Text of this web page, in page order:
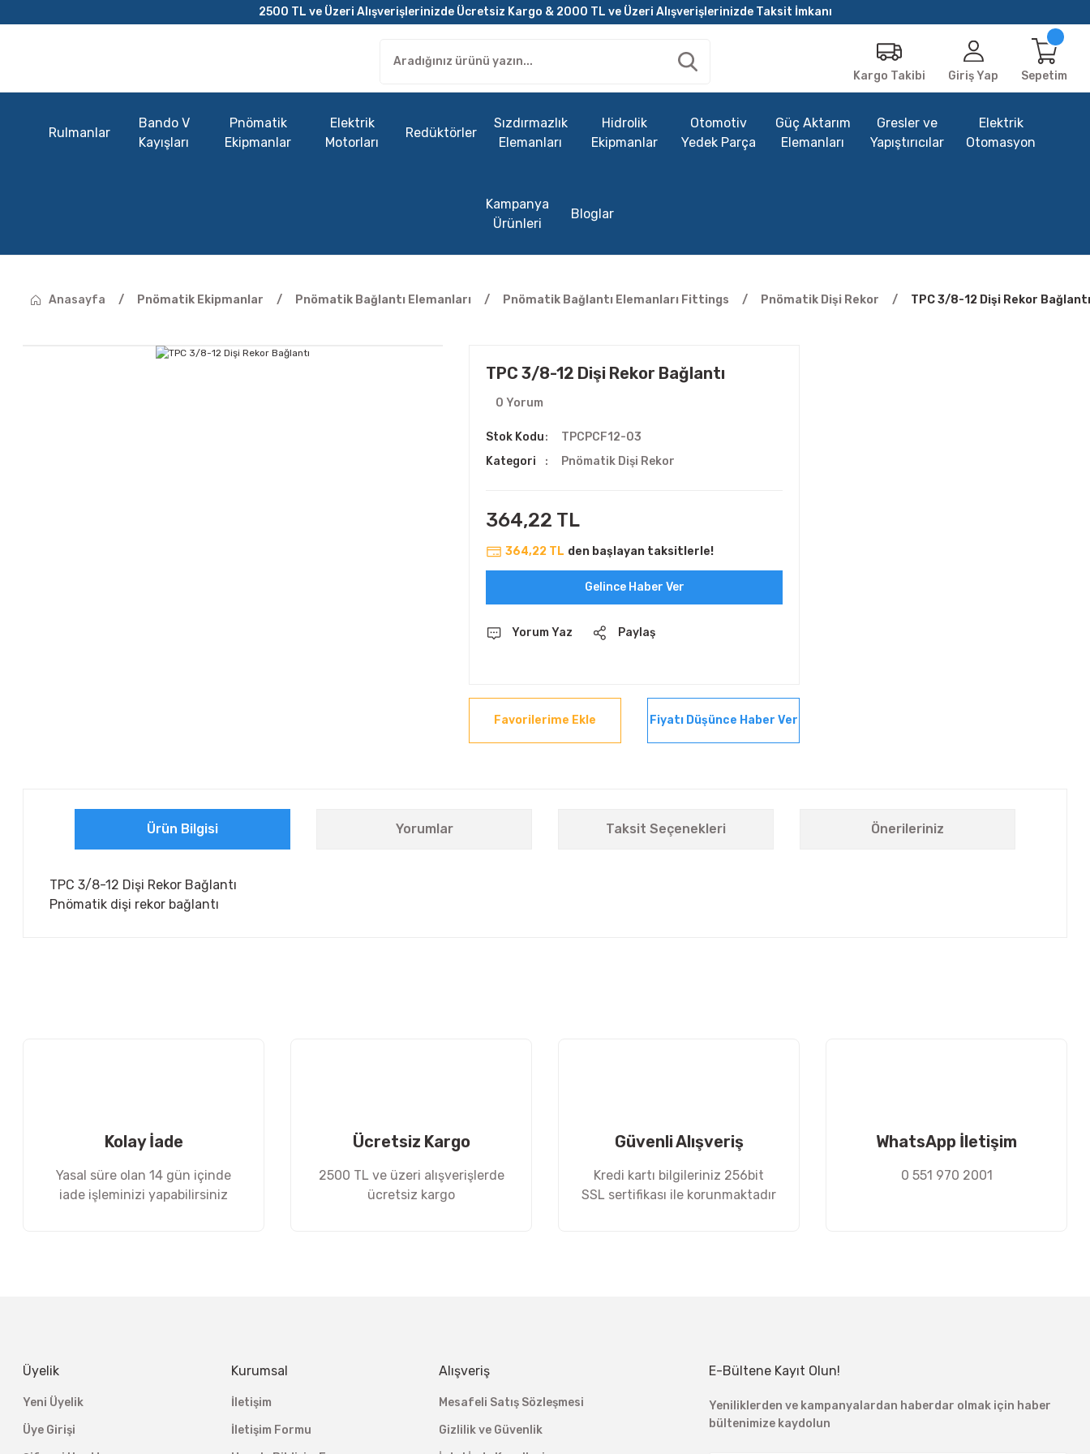
2500 TL ve Üzeri Alışverişlerinizde Ücretsiz Kargo & 2000 TL ve Üzeri Alışverişlerinizde Taksit İmkanı
Kargo Takibi Giriş Yap Sepetim
Rulmanlar
Bando V
Kayışları
Pnömatik
Ekipmanlar
Elektrik
Motorları
Redüktörler
Sızdırmazlık
Elemanları
Hidrolik
Ekipmanlar
Otomotiv
Yedek Parça
Güç Aktarım
Elemanları
Gresler ve
Yapıştırıcılar
Elektrik
Otomasyon
Kampanya
Ürünleri
Bloglar
Anasayfa Pnömatik Ekipmanlar Pnömatik Bağlantı Elemanları Pnömatik Bağlantı Elemanları Fittings Pnömatik Dişi Rekor TPC 3/8-12 Dişi Rekor Bağlantı
TPC 3/8-12 Dişi Rekor Bağlantı
0 Yorum
Stok Kodu
TPCPCF12-03
Kategori
Pnömatik Dişi Rekor
364,22 TL
364,22 TL den başlayan taksitlerle!
Gelince Haber Ver
Yorum Yaz Paylaş
Fiyatı Düşünce Haber Ver
Ürün Bilgisi Yorumlar Taksit Seçenekleri Önerileriniz
TPC 3/8-12 Dişi Rekor Bağlantı
Pnömatik dişi rekor bağlantı
Kolay İade
Yasal süre olan 14 gün içinde
iade işleminizi yapabilirsiniz
Ücretsiz Kargo
2500 TL ve üzeri alışverişlerde
ücretsiz kargo
Güvenli Alışveriş
Kredi kartı bilgileriniz 256bit
SSL sertifikası ile korunmaktadır
WhatsApp İletişim
0 551 970 2001
Üyelik
Yeni Üyelik
Üye Girişi
Kurumsal
İletişim
İletişim Formu
Alışveriş
Mesafeli Satış Sözleşmesi
Gizlilik ve Güvenlik
E-Bültene Kayıt Olun!
Yeniliklerden ve kampanyalardan haberdar olmak için haber
bültenimize kaydolun